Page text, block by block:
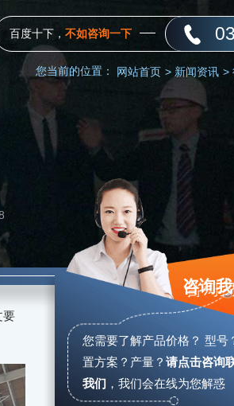
百度十下， 不如咨询一下
您当前的位置： 网站首页 > 新闻资讯 >
要
咨询
您需要了解产品价格？ 型号
置方案？产量？ 请点击咨询
我们 ， 我们会在线为您解惑